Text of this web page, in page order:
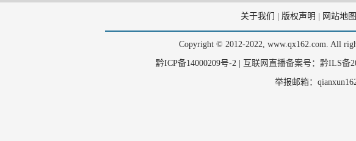
关于我们 版权声明 网站地图
Copyright © 2012-2022, www.qx162.com. All
黔ICP备14000209号-2| 互联网直播备案号：黔ILS备
举报邮箱：